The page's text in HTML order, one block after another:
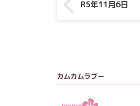
R5年11月6日
カムカムラブー